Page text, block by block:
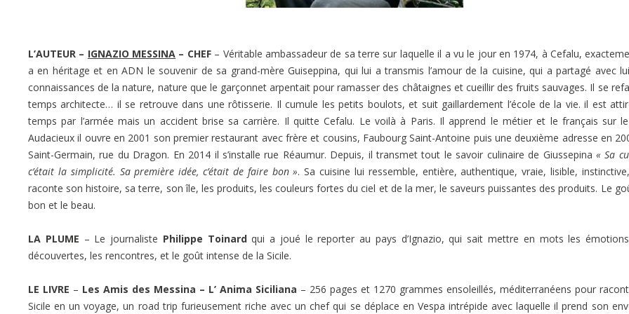
L’AUTEUR – IGNAZIO MESSINA – CHEF– Véritable ambassadeur de sa terre sur laquelle il a vu le jour en 1974, à Cefalu,
a en héritage et en ADN le souvenir de sa grand-mère Guiseppina, qui lui a transmis l’amour de la cuisine, qui a partagé avec
connaissances de la nature, nature que le garçonnet arpentait pour ramasser des châtaignes et cueillir des fruits sauvages. Il se
temps architecte… il se retrouve dans une rôtisserie. Il cumule les petits boulots, et suit gaillardement l’école de la vie. il est
temps par l’armée mais un accident brise sa carrière. Il quitte Cefalu. Le voilà à Paris. Il apprend le métier et le français sur
Audacieux il ouvre en 2001 son premier restaurant avec frère et cousins, Faubourg Saint-Antoine puis une deuxième adresse en
Saint-Germain, rue du Dragon. En 2014 il s’installe rue Réaumur. Depuis, il transmet tout le savoir culinaire de Giussepina « Sa
c’était la simplicité. Sa première idée, c’était de faire bon ». Sa cuisine lui ressemble, entière, authentique, vraie, lisible,
raconte son histoire, sa terre, son île, les produits, les couleurs fortes du ciel et de la mer, le saveurs puissantes des produits. Le
bon et le beau.
LA PLUME – Le journaliste Philippe Toinardqui a joué le reporter au pays d’Ignazio, qui sait mettre en mots les
découvertes, les rencontres, et le goût intense de la Sicile.
LE LIVRE – Les Amis des Messina – L’ Anima Siciliana – 256 pages et 1270 grammes ensoleillés, méditerranéens pour
Sicile en un voyage, un road trip furieusement riche avec un chef qui se déplace en Vespa intrépide avec laquelle il prend son